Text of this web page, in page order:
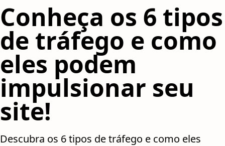
Conheça os 6 tipos
de tráfego e como
eles podem
impulsionar seu
site!
Descubra os 6 tipos de tráfego e como eles